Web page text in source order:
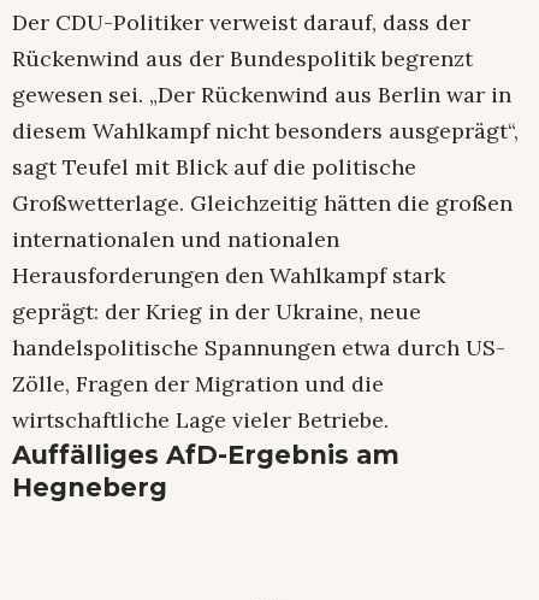
Der CDU-Politiker verweist darauf, dass der
Rückenwind aus der Bundespolitik begrenzt
gewesen sei. „Der Rückenwind aus Berlin war in
diesem Wahlkampf nicht besonders ausgeprägt“,
sagt Teufel mit Blick auf die politische
Großwetterlage. Gleichzeitig hätten die großen
internationalen und nationalen
Herausforderungen den Wahlkampf stark
geprägt: der Krieg in der Ukraine, neue
handelspolitische Spannungen etwa durch US-
Zölle, Fragen der Migration und die
wirtschaftliche Lage vieler Betriebe.
Auffälliges AfD-Ergebnis am
Hegneberg